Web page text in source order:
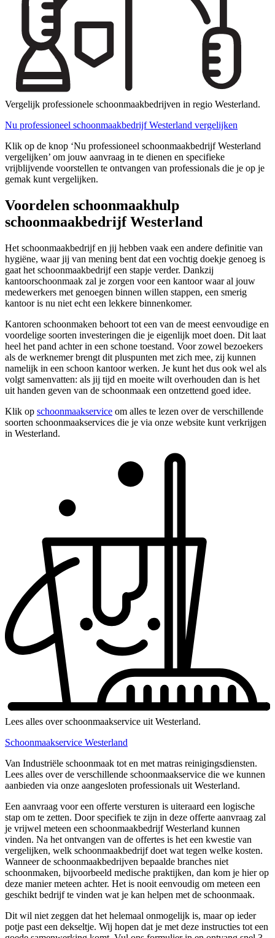
Vergelijk professionele schoonmaakbedrijven in regio Westerland.
Nu professioneel schoonmaakbedrijf Westerland vergelijken
Klik op de knop ‘Nu professioneel schoonmaakbedrijf Westerland
vergelijken’ om jouw aanvraag in te dienen en specifieke
vrijblijvende voorstellen te ontvangen van professionals die je op je
gemak kunt vergelijken.
Voordelen schoonmaakhulp
schoonmaakbedrijf Westerland
Het schoonmaakbedrijf en jij hebben vaak een andere definitie van
hygiëne, waar jij van mening bent dat een vochtig doekje genoeg is
gaat het schoonmaakbedrijf een stapje verder. Dankzij
kantoorschoonmaak zal je zorgen voor een kantoor waar al jouw
medewerkers met genoegen binnen willen stappen, een smerig
kantoor is nu niet echt een lekkere binnenkomer.
Kantoren schoonmaken behoort tot een van de meest eenvoudige en
voordelige soorten investeringen die je eigenlijk moet doen. Dit laat
heel het pand achter in een schone toestand. Voor zowel bezoekers
als de werknemer brengt dit pluspunten met zich mee, zij kunnen
namelijk in een schoon kantoor werken. Je kunt het dus ook wel als
volgt samenvatten: als jij tijd en moeite wilt overhouden dan is het
uit handen geven van de schoonmaak een ontzettend goed idee.
Klik op schoonmaakservice om alles te lezen over de verschillende
soorten schoonmaakservices die je via onze website kunt verkrijgen
in Westerland.
Lees alles over schoonmaakservice uit Westerland.
Schoonmaakservice Westerland
Van Industriële schoonmaak tot en met matras reinigingsdiensten.
Lees alles over de verschillende schoonmaakservice die we kunnen
aanbieden via onze aangesloten professionals uit Westerland.
Een aanvraag voor een offerte versturen is uiteraard een logische
stap om te zetten. Door specifiek te zijn in deze offerte aanvraag zal
je vrijwel meteen een schoonmaakbedrijf Westerland kunnen
vinden. Na het ontvangen van de offertes is het een kwestie van
vergelijken, welk schoonmaakbedrijf doet wat tegen welke kosten.
Wanneer de schoonmaakbedrijven bepaalde branches niet
schoonmaken, bijvoorbeeld medische praktijken, dan kom je hier op
deze manier meteen achter. Het is nooit eenvoudig om meteen een
geschikt bedrijf te vinden wat je kan helpen met de schoonmaak.
Dit wil niet zeggen dat het helemaal onmogelijk is, maar op ieder
potje past een dekseltje. Wij hopen dat je met deze instructies tot een